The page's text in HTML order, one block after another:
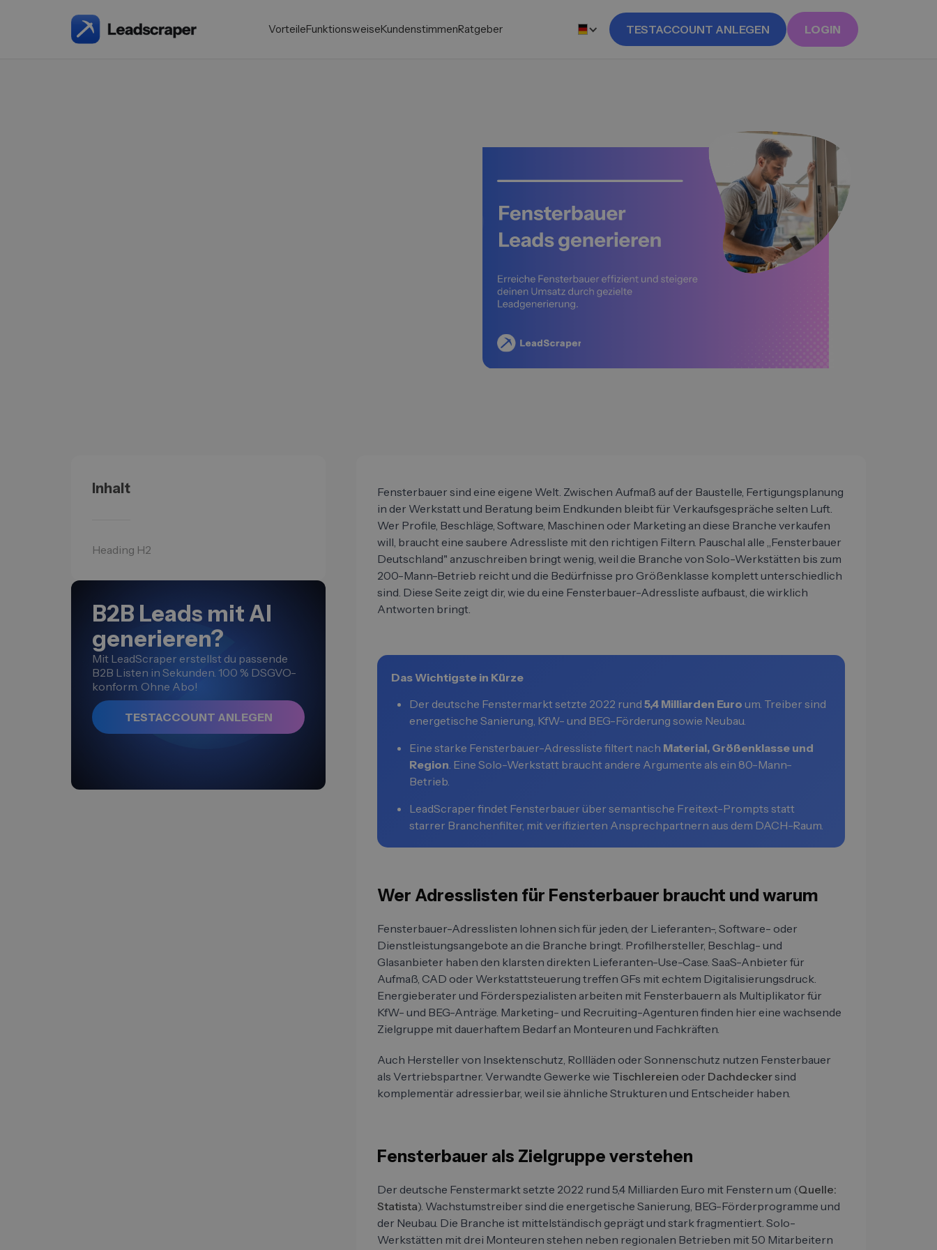
VorteileFunktionsweiseKundenstimmenRatgeber TESTACCOUNT ANLEGEN LOGIN
Inhalt
Heading H2
B2B Leads mit AI
generieren?
Mit LeadScraper erstellst du passende
B2B Listen in Sekunden. 100 % DSGVO-
konform. Ohne Abo!
TESTACCOUNT ANLEGEN
Fensterbauer sind eine eigene Welt. Zwischen Aufmaß auf der Baustelle, Fertigungsplanung
in der Werkstatt und Beratung beim Endkunden bleibt für Verkaufsgespräche selten Luft.
Wer Profile, Beschläge, Software, Maschinen oder Marketing an diese Branche verkaufen
will, braucht eine saubere Adressliste mit den richtigen Filtern. Pauschal alle „Fensterbauer
Deutschland" anzuschreiben bringt wenig, weil die Branche von Solo-Werkstätten bis zum
200-Mann-Betrieb reicht und die Bedürfnisse pro Größenklasse komplett unterschiedlich
sind. Diese Seite zeigt dir, wie du eine Fensterbauer-Adressliste aufbaust, die wirklich
Antworten bringt.
Das Wichtigste in Kürze
Der deutsche Fenstermarkt setzte 2022 rund5,4 Milliarden Euro um. Treiber sind
energetische Sanierung, KfW- und BEG-Förderung sowie Neubau.
Eine starke Fensterbauer-Adressliste filtert nach Material, Größenklasse und
Region. Eine Solo-Werkstatt braucht andere Argumente als ein 80-Mann-
Betrieb.
LeadScraper findet Fensterbauer über semantische Freitext-Prompts statt
starrer Branchenfilter, mit verifizierten Ansprechpartnern aus dem DACH-Raum.
Wer Adresslisten für Fensterbauer braucht und warum
Fensterbauer-Adresslisten lohnen sich für jeden, der Lieferanten-, Software- oder
Dienstleistungsangebote an die Branche bringt. Profilhersteller, Beschlag- und
Glasanbieter haben den klarsten direkten Lieferanten-Use-Case. SaaS-Anbieter für
Aufmaß, CAD oder Werkstattsteuerung treffen GFs mit echtem Digitalisierungsdruck.
Energieberater und Förderspezialisten arbeiten mit Fensterbauern als Multiplikator für
KfW- und BEG-Anträge. Marketing- und Recruiting-Agenturen finden hier eine wachsende
Zielgruppe mit dauerhaftem Bedarf an Monteuren und Fachkräften.
Auch Hersteller von Insektenschutz, Rollläden oder Sonnenschutz nutzen Fensterbauer
als Vertriebspartner. Verwandte Gewerke wie Tischlereien oder Dachdeckersind
komplementär adressierbar, weil sie ähnliche Strukturen und Entscheider haben.
Fensterbauer als Zielgruppe verstehen
Der deutsche Fenstermarkt setzte 2022 rund 5,4 Milliarden Euro mit Fenstern um (Quelle:
Statista). Wachstumstreiber sind die energetische Sanierung, BEG-Förderprogramme und
der Neubau. Die Branche ist mittelständisch geprägt und stark fragmentiert. Solo-
Werkstätten mit drei Monteuren stehen neben regionalen Betrieben mit 50 Mitarbeitern